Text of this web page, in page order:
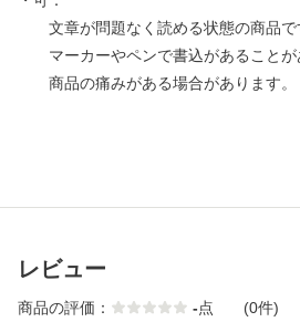
文章が問題なく読める状態の商品で
マーカーやペンで書込があることが
商品の痛みがある場合があります。
レビュー
商品の評価： -点 (0件)